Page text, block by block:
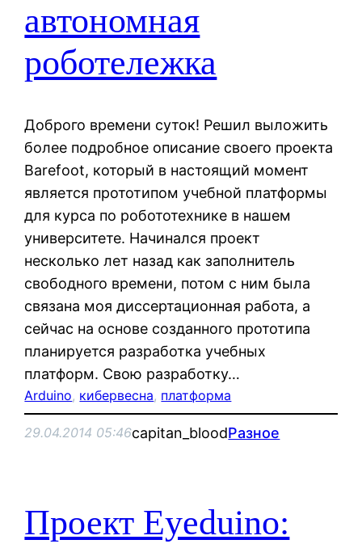
автономная
роботележка
Доброго времени суток! Решил выложить
более подробное описание своего проекта
Barefoot, который в настоящий момент
является прототипом учебной платформы
для курса по робототехнике в нашем
университете. Начинался проект
несколько лет назад как заполнитель
свободного времени, потом с ним была
связана моя диссертационная работа, а
сейчас на основе созданного прототипа
планируется разработка учебных
платформ. Свою разработку…
Arduino, кибервесна, платформа
29.04.2014 05:46capitan_bloodРазное
Проект Eyeduino: